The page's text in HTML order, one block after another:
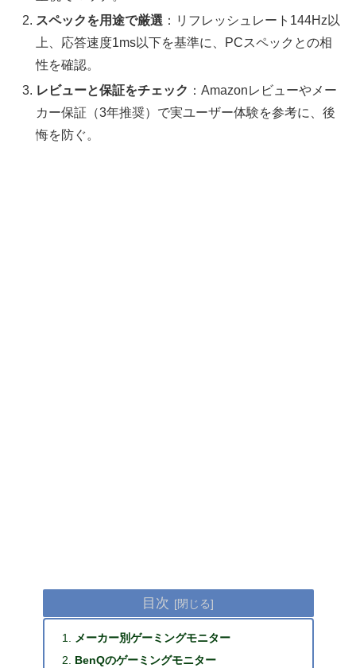
スペックを用途で厳選 ：リフレッシュレート144Hz以
上、応答速度1ms以下を基準に、PCスペックとの相
性を確認。
レビューと保証をチェック ：Amazonレビューやメー
カー保証（3年推奨）で実ユーザー体験を参考に、後
悔を防ぐ。
目次
メーカー別ゲーミングモニター
BenQのゲーミングモニター